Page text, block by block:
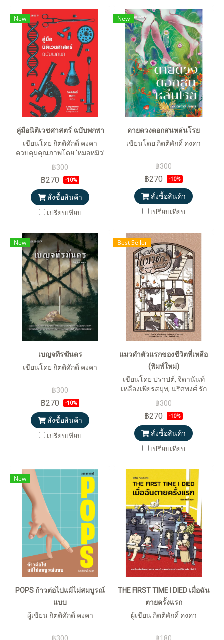
New
คู่มือนิติเวชศาสตร์ ฉบับพกพา
เขียนโดย กิตติศักดิ์ คงคา
ควบคุมคุณภาพโดย ‘หมอหมิว’
฿300
฿270 -10%
สั่งซื้อสินค้า
เปรียบเทียบ
New
ดายดวงดอกสนหล่นโรย
เขียนโดย กิตติศักดิ์ คงคา
฿300
฿270 -10%
สั่งซื้อสินค้า
เปรียบเทียบ
New
เบญจทีรฆันดร
เขียนโดย กิตติศักดิ์ คงคา
฿300
฿270 -10%
สั่งซื้อสินค้า
เปรียบเทียบ
Best Seller
แมวดำตัวแรกของชีวิตที่เหลือ
(พิมพ์ใหม่)
เขียนโดย ปราปต์, จิดานันท์
เหลืองเพียรสมุท, นริศพงศ์ รัก
มะริด, ณรัณ และกิตติศักดิ์ คงคา
฿300
฿270 -10%
สั่งซื้อสินค้า
เปรียบเทียบ
New
POPS ก้าวต่อไปแม้ไม่สมบูรณ์
แบบ
ผู้เขียน กิตติศักดิ์ คงคา
THE FIRST TIME I DIED เมื่อฉัน
ตายครั้งแรก
ผู้เขียน กิตติศักดิ์ คงคา